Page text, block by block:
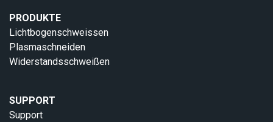
PRODUKTE
Lichtbogenschweissen
Plasmaschneiden
Widerstandsschweißen
SUPPORT
Support